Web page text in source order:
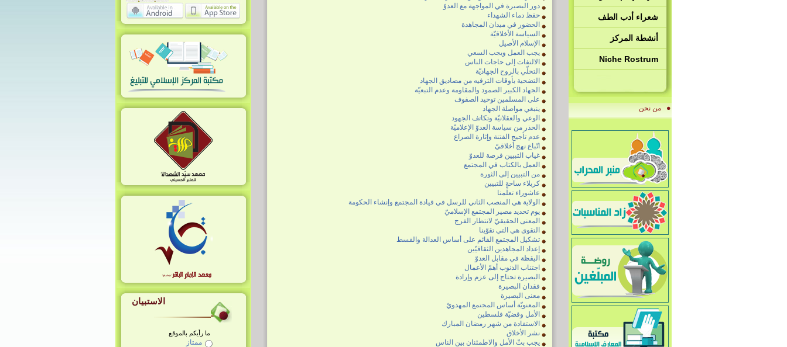
شعراء أدب الطف
أنشطة المركز
Niche Rostrum
من نحن
دور البصيرة في المواجهة مع العدوّ
حفظ دماء الشهداء
الحضور في ميدان المجاهدة
السياسة الأخلاقيّة
الإسلام الأصيل
يجب العمل ويجب السعي
الالتفات إلى حاجات الناس
التحلّي بالروح الجهاديّة
التضحية بأوقات الترفيه من مصاديق الجهاد
الجهاد الكبير الصمود والمقاومة وعدم التبعيّة
على المسلمين توحيد الصفوف
ينبغي مواصلة الجهاد
الوعي والعقلانيّة وتكاتف الجهود
الحذر من سياسة العدوّ الإعلاميّة
عدم تأجيج الفتنة وإثارة الصراع
اتّباع نهج أخلاقيّ
غياب التبيين فرصة للعدوّ
العمل بالكتاب في المجتمع
من التبيين إلى الثورة
كربلاء ساحة للتبيين
عاشوراء تعلِّمنا
الولاية هي المنصب الثاني للرسل في قيادة المجتمع وإنشاء الحكومة
يوم تحديد مصير المجتمع الإسلاميّ
المعنى الحقيقيّ لانتظار الفرج
التقوى هي التي تقوّينا
تشكيل المجتمع القائم على أساس العدالة والقسط
إعداد المجاهدين الثقافيّين
اليقظة في مقابل العدوّ
اجتناب الذنوب أهمّ الأعمال
البصيرة تحتاج إلى عزم وإرادة
فقدان البصيرة
معنى البصيرة
المعنويّة أساس المجتمع المهدويّ
الأمل وقضيّة فلسطين
الاستفادة من شهر رمضان المبارك
نشر الأخلاق
يجب بثّ الأمل والاطمئنان بين الناس
شهادة الإمام الخامنئيّ (قُدِّس سرّه)
العدد 1709 05 شهر رمضان 1447هـ -
الموافق 23 شباط 2026م
صدَّقَتني وآمَنَت بي
رسالة الإمام الخامنئيّ (دام ظلّه) إلى
المؤتمر الوطنيّ «شهداء الأسر
الاستبيان